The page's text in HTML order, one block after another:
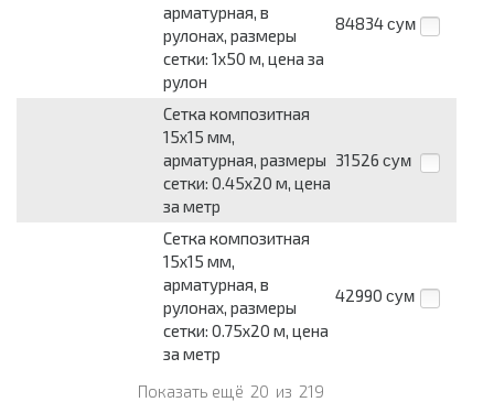
арматурная, в
рулонах, размеры
сетки: 1x50 м, цена за
рулон
84834 сум
Сетка композитная
15x15 мм,
арматурная, размеры
сетки: 0.45x20 м, цена
за метр
31526 сум
Сетка композитная
15x15 мм,
арматурная, в
рулонах, размеры
сетки: 0.75x20 м, цена
за метр
42990 сум
Показать ещё 20 из 219